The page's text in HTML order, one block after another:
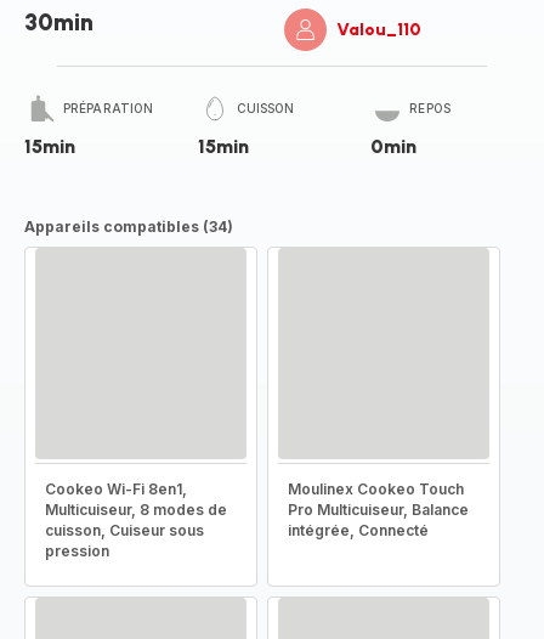
30min Valou_110
PRÉPARATION
15min
CUISSON
15min
REPOS
0min
Appareils compatibles (34)
Cookeo Wi-Fi 8en1,
Multicuiseur, 8 modes de
cuisson, Cuiseur sous
pression
Moulinex Cookeo Touch
Pro Multicuiseur, Balance
intégrée, Connecté